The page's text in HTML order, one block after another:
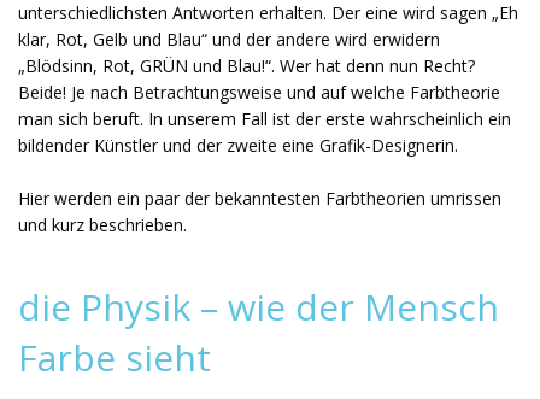
unterschiedlichsten Antworten erhalten. Der eine wird sagen „Eh
klar, Rot, Gelb und Blau“ und der andere wird erwidern
„Blödsinn, Rot, GRÜN und Blau!“. Wer hat denn nun Recht?
Beide! Je nach Betrachtungsweise und auf welche Farbtheorie
man sich beruft. In unserem Fall ist der erste wahrscheinlich ein
bildender Künstler und der zweite eine Grafik-Designerin.
Hier werden ein paar der bekanntesten Farbtheorien umrissen
und kurz beschrieben.
die Physik – wie der Mensch
Farbe sieht